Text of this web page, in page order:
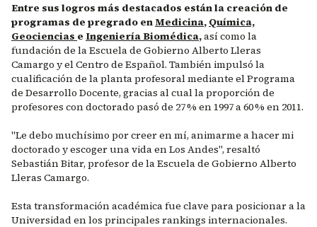
Entre sus logros más destacados están la creación de
programas de pregrado enMedicina, Química,
Geociencias e Ingeniería Biomédica,así como la
fundación de la Escuela de Gobierno Alberto Lleras
Camargo y el Centro de Español. También impulsó la
cualificación de la planta profesoral mediante el Programa
de Desarrollo Docente, gracias al cual la proporción de
profesores con doctorado pasó de 27 % en 1997 a 60 % en 2011.
"Le debo muchísimo por creer en mí, animarme a hacer mi
doctorado y escoger una vida en Los Andes", resaltó
Sebastián Bitar, profesor de la Escuela de Gobierno Alberto
Lleras Camargo.
Esta transformación académica fue clave para posicionar a la
Universidad en los principales rankings internacionales.